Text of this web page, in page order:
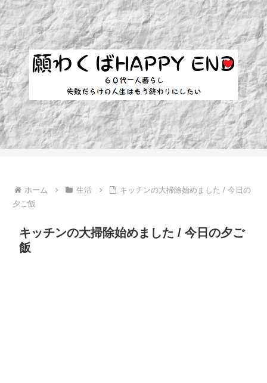
ホーム 生活
キッチンの大掃除始めました / 今日の
夕ご飯
キッチンの大掃除始めました / 今日の夕ご
飯